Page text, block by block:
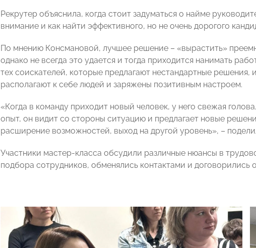
Рекрутер объяснила, когда стоит задуматься о найме
внимание и как найти эффективного, но не очень дорогого
По мнению Консмановой, лучшее решение – «вырастить»
однако не всегда это удается и тогда приходится нанимать
тех соискателей, которые предлагают нестандартные решения,
располагают к себе людей и заряжены позитивным настроем.
«Когда в команду приходит новый человек, у него свежая
опыт, он видит со стороны ситуацию и предлагает новые
расширение возможностей, выход на другой уровень», –
Участники мастер-класса обсудили различные нюансы в
подбора сотрудников, обменялись контактами и договорились